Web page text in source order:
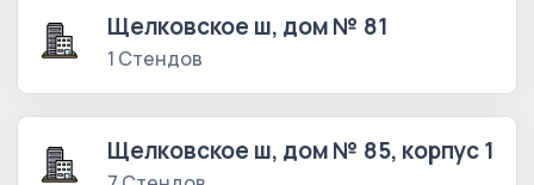
Щелковское ш, дом № 81
1 Стендов
Щелковское ш, дом № 85, корпус 1